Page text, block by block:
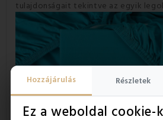
Hozzájárulás Részletek
Ez a weboldal cookie-
tulajdonságait tekintve az egyik